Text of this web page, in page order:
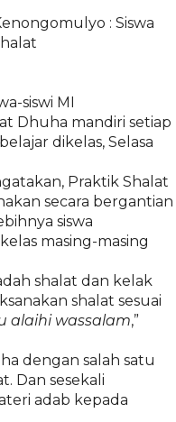
: Siswa
siswi MI
Dhuha mandiri setiap
dikelas, Selasa
Praktik Shalat
secara bergantian
siswa
masing-masing
shalat dan kelak
shalat sesuai
alaihi wassalam,”
dengan salah satu
Dan sesekali
adab kepada